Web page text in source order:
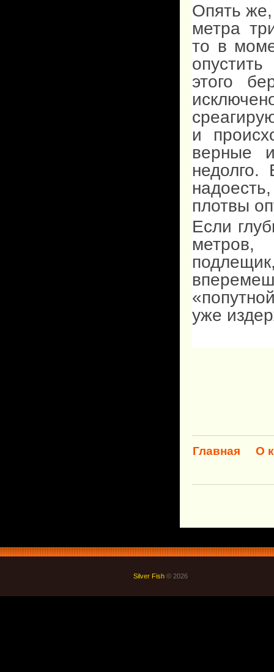
Опять
метра
то в
этого
и
верные
недолго.
плотвы
Если
метров,
уже
Главная О
Silver Fish © 2026